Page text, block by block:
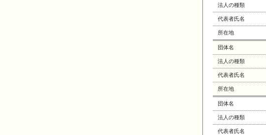
法人の種類
代表者氏名
所在地
団体名
法人の種類
代表者氏名
所在地
団体名
法人の種類
代表者氏名